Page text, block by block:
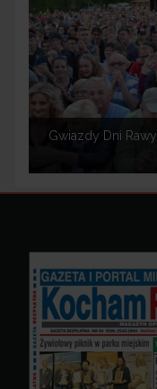
Gwiazdy Dni